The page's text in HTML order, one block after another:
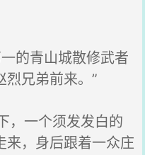
的青山城散修武者
烈兄弟前来。”
，一个须发发白的
来，身后跟着一众庄